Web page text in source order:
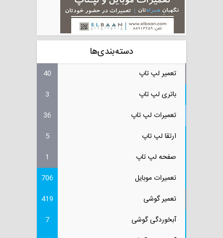
دسته‌بندی‌ها
تعمیر لپ تاپ
40
باتری لپ تاپ
3
تعمیرات لپ تاپ
36
ارتقا لپ تاپ
5
صفحه لپ تاپ
1
تعمیرات موبایل
706
تعمیر گوشی
419
آبخوردگی گوشی
7